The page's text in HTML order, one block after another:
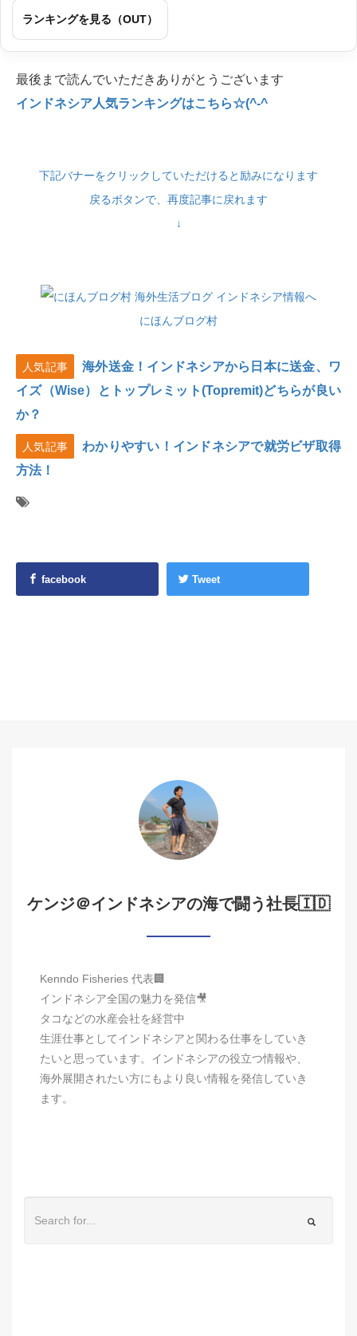
ランキングを見る（OUT）
最後まで読んでいただきありがとうございます
インドネシア人気ランキングはこちら☆(^-^
下記バナーをクリックしていただけると励みになります
戻るボタンで、再度記事に戻れます
↓
にほんブログ村
人気記事
海外送金！インドネシアから日本に送金、ワ
イズ（Wise）とトップレミット(Topremit)どちらが良い
か？
人気記事
わかりやすい！インドネシアで就労ビザ取得
方法！
facebook Tweet
ケンジ＠インドネシアの海で闘う社長🇮🇩
Kenndo Fisheries 代表🏢
インドネシア全国の魅力を発信🎥
タコなどの水産会社を経営中
生涯仕事としてインドネシアと関わる仕事をしていき
たいと思っています。インドネシアの役立つ情報や、
海外展開されたい方にもより良い情報を発信していき
ます。